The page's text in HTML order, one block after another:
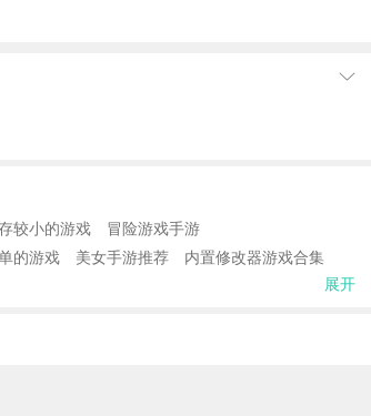
较小的游戏
冒险游戏手游
的游戏 美女手游推荐
内置修改器游戏合集
展开